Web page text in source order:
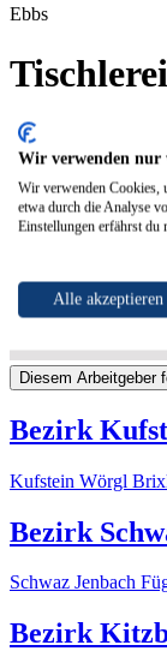
Ebbs
Wildbichler Straße
Diesem Arbeitgeber
Bezirk
Kufstein Wörgl
Bezirk
Schwaz Jenbach
Bezirk
Wir verwenden nur
Wir verwenden Cookies,
etwa durch die Analyse
Einstellungen erfährst du
Alle akzeptieren